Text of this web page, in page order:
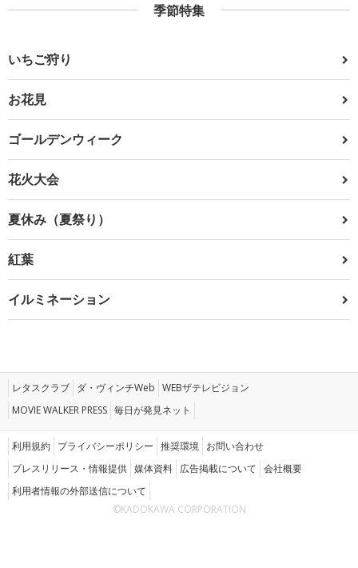
季節特集
いちご狩り
お花見
ゴールデンウィーク
花火大会
夏休み（夏祭り）
紅葉
イルミネーション
レタスクラブ ダ・ヴィンチWeb WEBザテレビジョン
MOVIE WALKER PRESS 毎日が発見ネット
利用規約 プライバシーポリシー 推奨環境 お問い合わせ
プレスリリース・情報提供 媒体資料 広告掲載について 会社概要
利用者情報の外部送信について
©KADOKAWA CORPORATION